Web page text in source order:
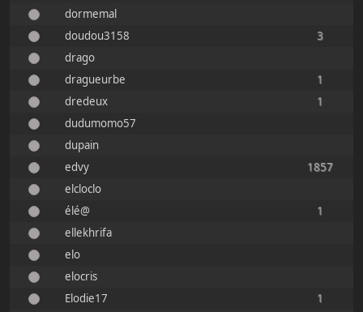
dormemal
doudou3158
3
drago
dragueurbe
1
dredeux
1
dudumomo57
dupain
edvy
1857
elcloclo
élé@
1
ellekhrifa
elo
elocris
Elodie17
1